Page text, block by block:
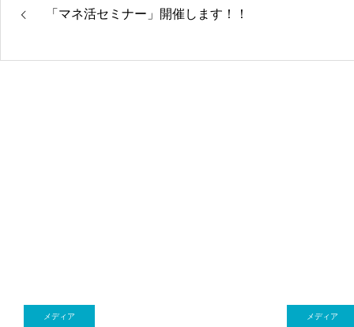
「マネ活セミナー」開催します！！
メディア メディア